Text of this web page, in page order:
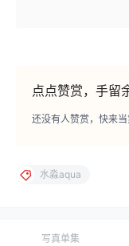
点点赞赏，手留
还没有人赞赏，快来当
水淼aqua
写真单集